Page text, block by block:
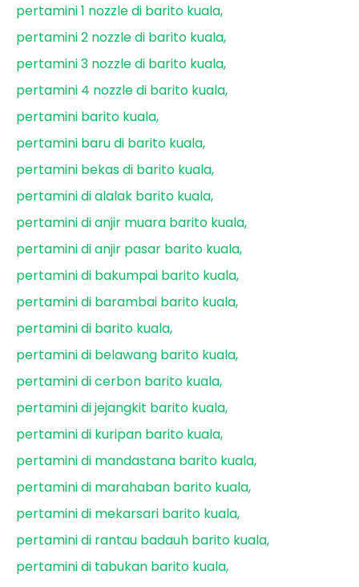
pertamini 1 nozzle di barito kuala
pertamini 2 nozzle di barito kuala
pertamini 3 nozzle di barito kuala
pertamini 4 nozzle di barito kuala
pertamini barito kuala
pertamini baru di barito kuala
pertamini bekas di barito kuala
pertamini di alalak barito kuala
pertamini di anjir muara barito kuala
pertamini di anjir pasar barito kuala
pertamini di bakumpai barito kuala
pertamini di barambai barito kuala
pertamini di barito kuala
pertamini di belawang barito kuala
pertamini di cerbon barito kuala
pertamini di jejangkit barito kuala
pertamini di kuripan barito kuala
pertamini di mandastana barito kuala
pertamini di marahaban barito kuala
pertamini di mekarsari barito kuala
pertamini di rantau badauh barito kuala
pertamini di tabukan barito kuala